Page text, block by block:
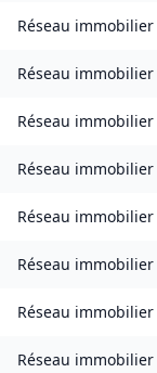
Réseau immobilier
Réseau immobilier
Réseau immobilier
Réseau immobilier
Réseau immobilier
Réseau immobilier
Réseau immobilier
Réseau immobilier